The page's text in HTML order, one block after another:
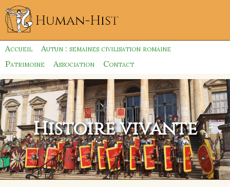
Accueil
Autun : semaines civilisation romaine
Patrimoine
Association Contact
Histoire vivante